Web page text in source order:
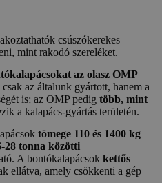
csúszókerekes
mint rakodó szereléket.
az olasz OMP
az általunk gyártott, hanem a
is; az OMP pedig több, mint
a kalapács-gyártás területén.
tömege 110 és 1400 kg
28 tonna közötti
A bontókalapácsok kettős
ellátva, amely csökkenti a gép